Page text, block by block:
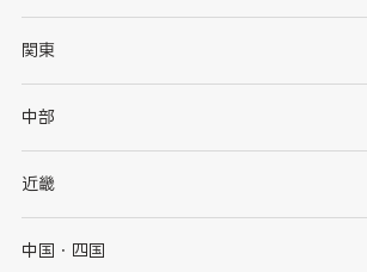
北海道
岩手県
秋田県
関東
茨城県
群馬県
千葉県
中部
新潟県
石川県
近畿
大阪府
中国・四国